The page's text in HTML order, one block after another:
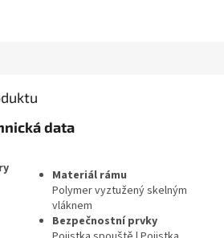
data
Materiál rámu
Polymer vyztužený skelným
vláknem
Bezpečnostní prvky